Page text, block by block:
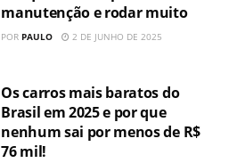
manutenção e rodar muito
POR PAULO 2 DE JUNHO DE 2025
Os carros mais baratos do
Brasil em 2025 e por que
nenhum sai por menos de R$
76 mil!